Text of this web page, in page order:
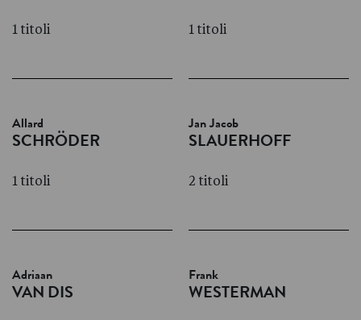
1 titoli 1 titoli
Allard
SCHRÖDER
1 titoli
Jan Jacob
SLAUERHOFF
2 titoli
Adriaan
VAN DIS
Frank
WESTERMAN